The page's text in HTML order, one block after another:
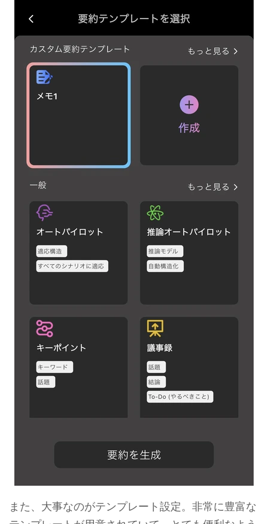
また、大事なのがテンプレート設定。非常に豊富な